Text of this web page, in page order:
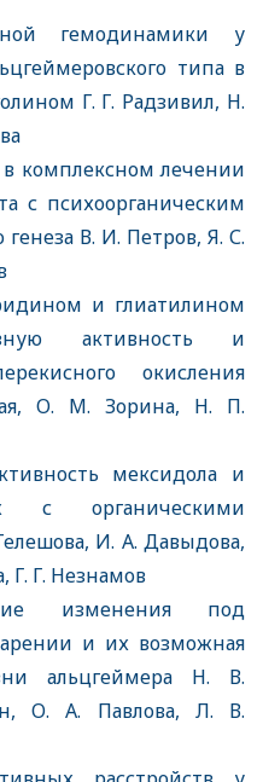
гемодинамики у
типа в
Г. Г. Радзивил, Н.
комплексном лечении
с психоорганическим
В. И. Петров, Я. С.
и глиатилином
активность и
окисления
О. М. Зорина, Н. П.
мексидола и
с органическими
И. А. Давыдова,
Г. Г. Незнамов
изменения под
и их возможная
альцгеймера Н. В.
О. А. Павлова, Л. В.